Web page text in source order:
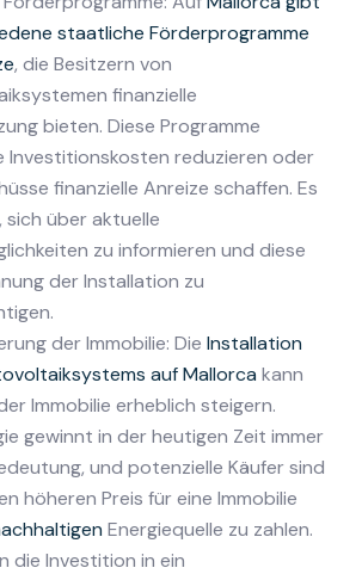
staatliche Förderprogramme
, die Besitzern von
finanzielle
bieten. Diese Programme
Investitionskosten reduzieren oder
finanzielle Anreize schaffen. Es
sich über aktuelle
zu informieren und diese
der Installation zu
der Immobilie: Die Installation
auf Mallorca kann
Immobilie erheblich steigern.
gewinnt in der heutigen Zeit immer
und potenzielle Käufer sind
höheren Preis für eine Immobilie
Energiequelle zu zahlen.
die Investition in ein